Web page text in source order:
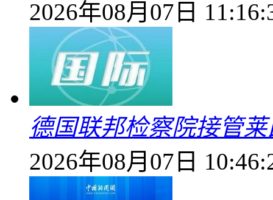
2026年08月07日
德国联邦检察院接管
2026年08月07日